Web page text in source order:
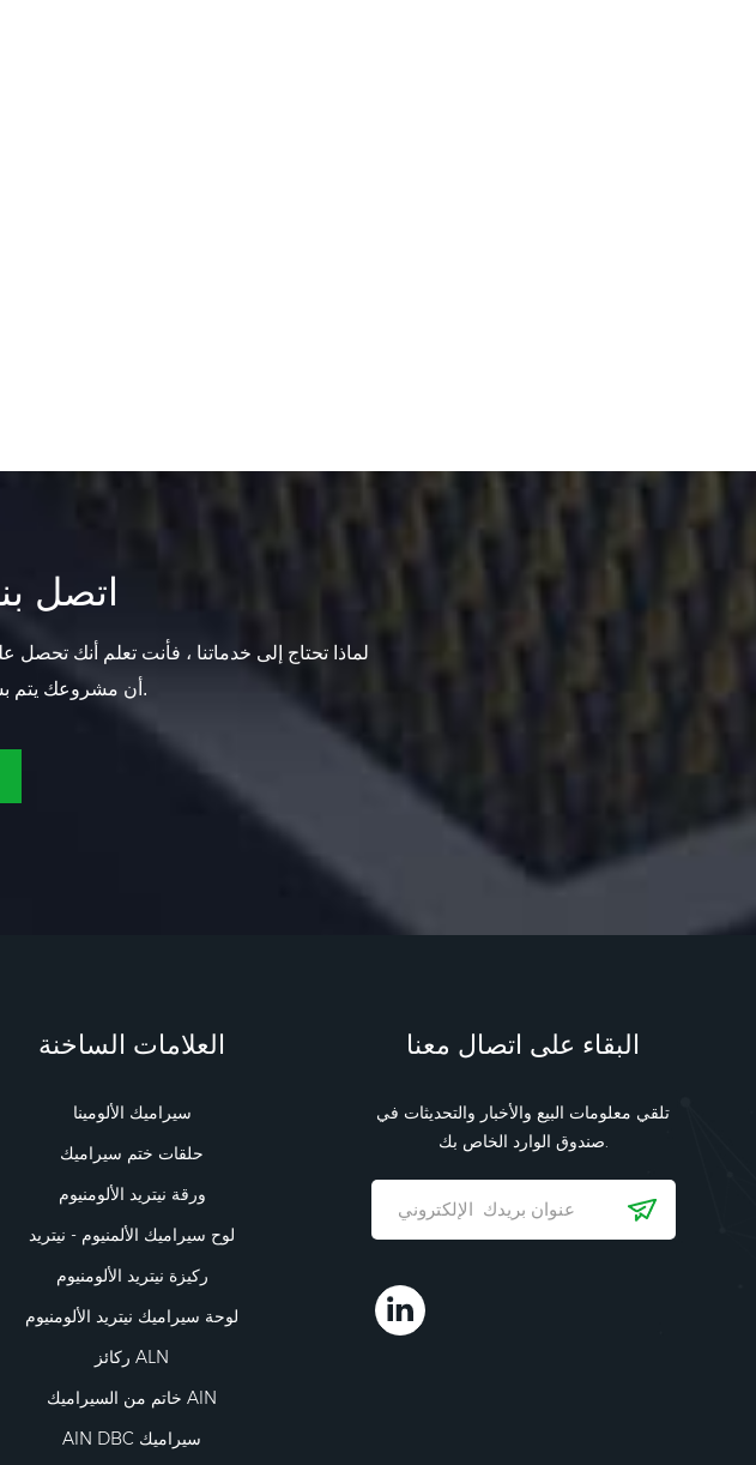
اتصل
لماذا تحتاج إلى خدماتنا ، فأنت تعلم أنك تحصل
أن مشروعك يتم بشكل صحيح ويعمل بشكل صحيح.
العلامات الساخنة
سيراميك الألومينا
حلقات ختم سيراميك
ورقة نيتريد الألومنيوم
لوح سيراميك الألمنيوم - نيتريد
ركيزة نيتريد الألومنيوم
لوحة سيراميك نيتريد الألومنيوم
ركائز ALN
خاتم من السيراميك AlN
AlN DBC سيراميك
البقاء على اتصال معنا
تلقي معلومات البيع والأخبار والتحديثات في
صندوق الوارد الخاص بك.